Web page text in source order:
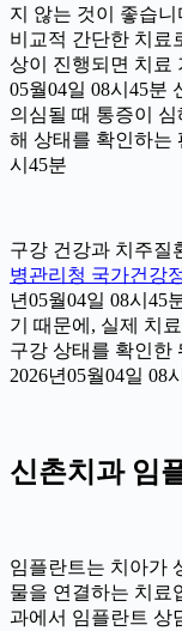
지 않는 것이 좋습니
비교적 간단한 치료
상이 진행되면 치료
05월04일 08시45분
의심될 때 통증이
해 상태를 확인하는
시45분
구강 건강과 치주질
병관리청 국가건강
년05월04일 08시45
기 때문에, 실제 치
구강 상태를 확인한
2026년05월04일 08
신촌치과 임
임플란트는 치아가
물을 연결하는 치료
과에서 임플란트 상